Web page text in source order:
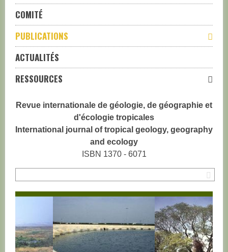
COMITÉ
PUBLICATIONS
ACTUALITÉS
RESSOURCES
Revue internationale de géologie, de géographie et
d'écologie tropicales
International journal of tropical geology, geography
and ecology
ISBN 1370 - 6071